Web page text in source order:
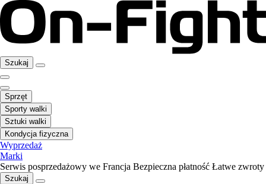
Szukaj
Sprzęt
Sporty walki
Sztuki walki
Kondycja fizyczna
Wyprzedaż
Marki
Serwis posprzedażowy we Francja Bezpieczna płatność Łatwe zwroty
Szukaj